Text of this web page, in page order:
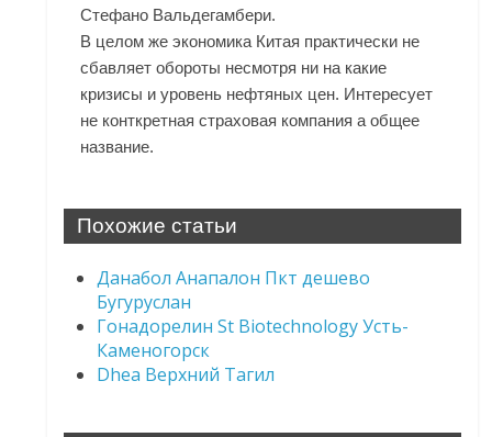
Стефано Вальдегамбери.
В целом же экономика Китая практически не
сбавляет обороты несмотря ни на какие
кризисы и уровень нефтяных цен. Интересует
не конткретная страховая компания а общее
название.
Похожие статьи
Данабол Анапалон Пкт дешево
Бугуруслан
Гонадорелин St Biotechnology Усть-
Каменогорск
Dhea Верхний Тагил